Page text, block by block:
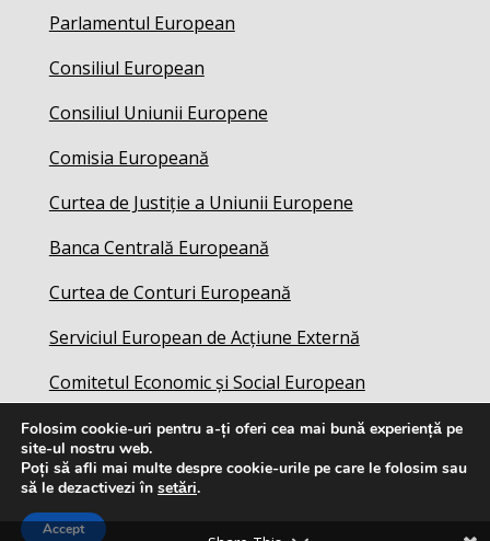
Parlamentul European
Consiliul European
Consiliul Uniunii Europene
Comisia Europeană
Curtea de Justiție a Uniunii Europene
Banca Centrală Europeană
Curtea de Conturi Europeană
Serviciul European de Acțiune Externă
Comitetul Economic și Social European
Folosim cookie-uri pentru a-ți oferi cea mai bună experiență pe
site-ul nostru web.
Poți să afli mai multe despre cookie-urile pe care le folosim sau
să le dezactivezi în setări.
Accept